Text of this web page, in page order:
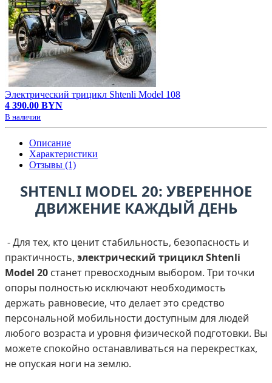
Электрический трицикл Shtenli Model 108
4 390.00 BYN
В наличии
Описание
Характеристики
Отзывы (1)
SHTENLI MODEL 20: УВЕРЕННОЕ
ДВИЖЕНИЕ КАЖДЫЙ ДЕНЬ
- Для тех, кто ценит стабильность, безопасность и
практичность, электрический трицикл Shtenli
Model 20 станет превосходным выбором. Три точки
опоры полностью исключают необходимость
держать равновесие, что делает это средство
персональной мобильности доступным для людей
любого возраста и уровня физической подготовки. Вы
можете спокойно останавливаться на перекрестках,
не опуская ноги на землю.